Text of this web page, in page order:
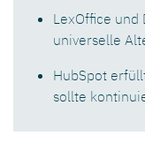
LexOffice und
universelle
HubSpot
sollte